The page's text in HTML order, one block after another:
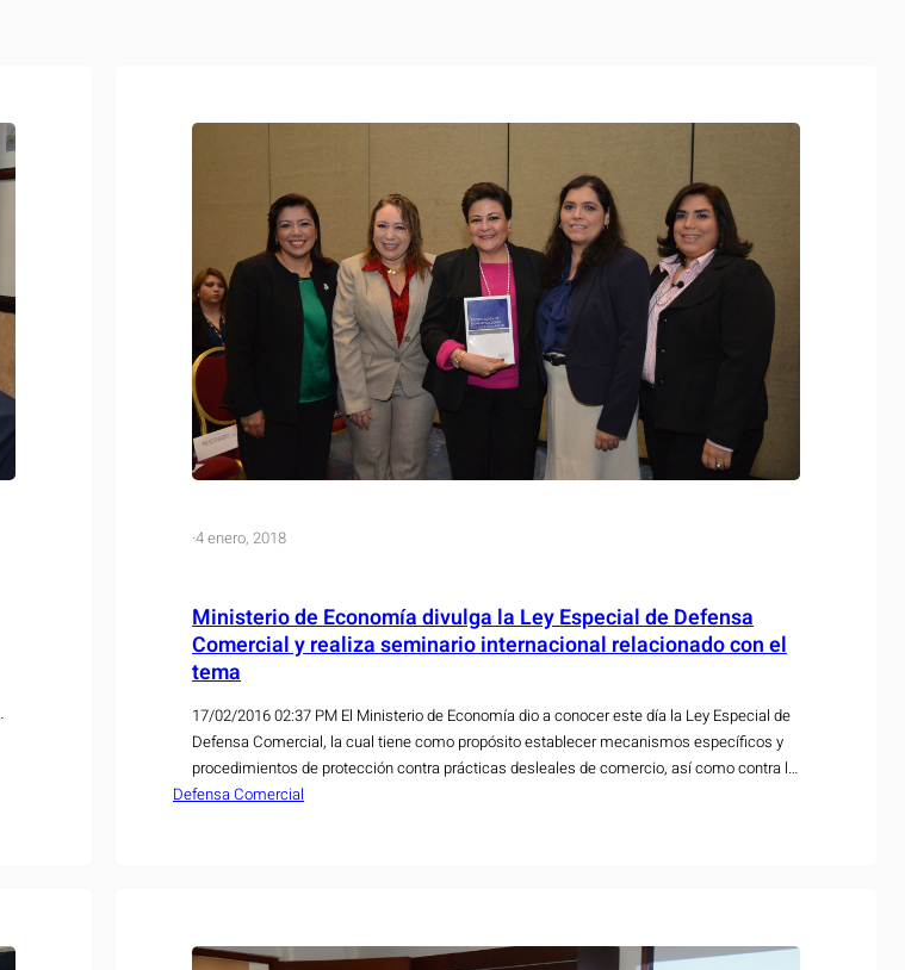
·4 enero, 2018
Ministerio de Economía divulga la Ley Especial de Defensa
Comercial y realiza seminario internacional relacionado con el
tema
17/02/2016 02:37 PM El Ministerio de Economía dio a conocer este día la Ley Especial de
Defensa Comercial, la cual tiene como propósito establecer mecanismos específicos y
procedimientos de protección contra prácticas desleales de comercio, así como contra la
entrada masiva de importaciones que pueda causar daño a la producción nacional. Este
Defensa Comercial